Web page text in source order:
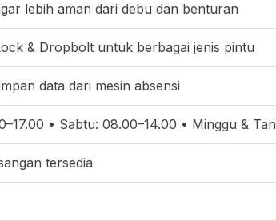
lebih aman dari debu dan benturan
& Dropbolt untuk berbagai jenis pintu
data dari mesin absensi
• Sabtu: 08.00–14.00 • Minggu &
tersedia